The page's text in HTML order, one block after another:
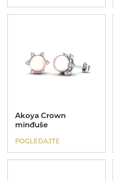
Poklon za krštenje
Akoya Crown
minđuše
POGLEDAJTE